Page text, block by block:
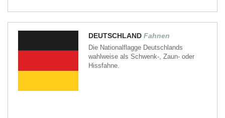
DEUTSCHLAND Fahnen
Die Nationalflagge Deutschlands
wahlweise als Schwenk-, Zaun- oder
Hissfahne.